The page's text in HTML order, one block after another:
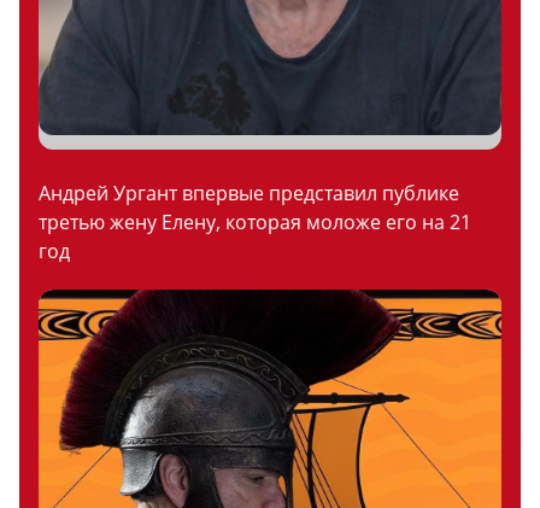
Андрей Ургант впервые представил публике
третью жену Елену, которая моложе его на 21
год